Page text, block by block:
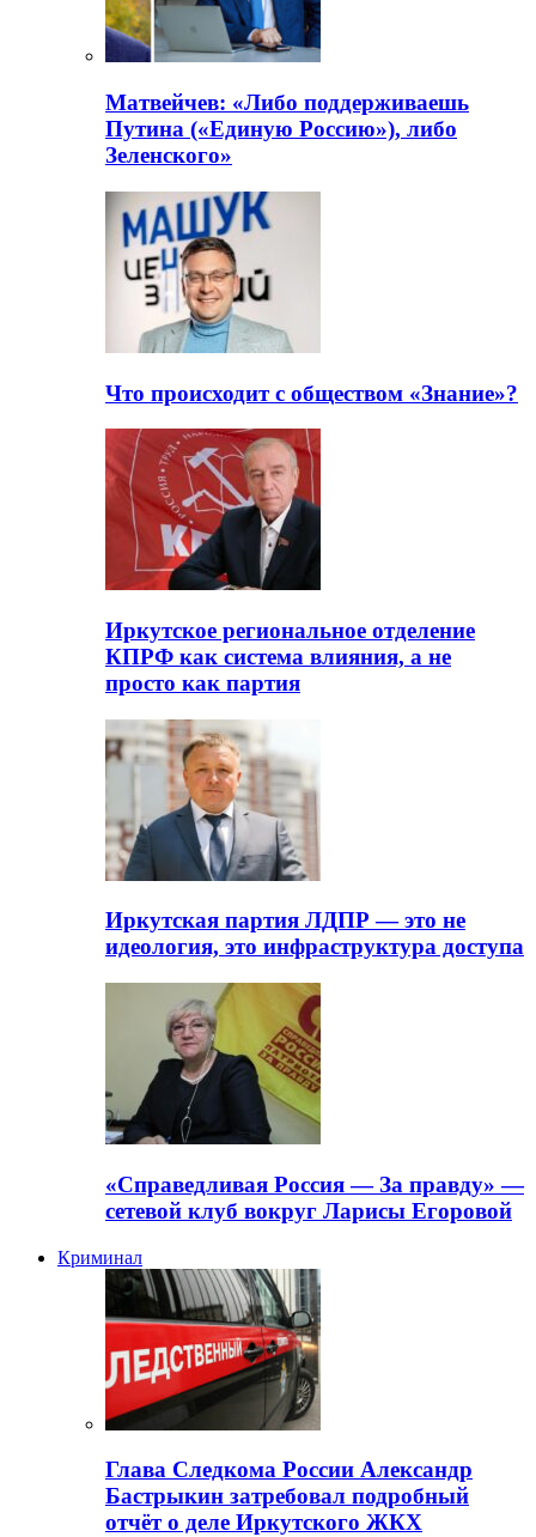
Матвейчев: «Либо поддерживаешь
Путина («Единую Россию»), либо
Зеленского»
Что происходит с обществом «Знание»?
Иркутское региональное отделение
КПРФ как система влияния, а не
просто как партия
Иркутская партия ЛДПР — это не
идеология, это инфраструктура доступа
«Справедливая Россия — За правду» —
сетевой клуб вокруг Ларисы Егоровой
Криминал
Глава Следкома России Александр
Бастрыкин затребовал подробный
отчёт о деле Иркутского ЖКХ